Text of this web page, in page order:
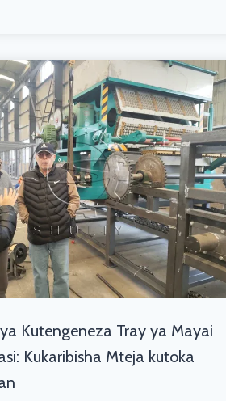
Kutengeneza Tray ya Mayai
Kukaribisha Mteja kutoka